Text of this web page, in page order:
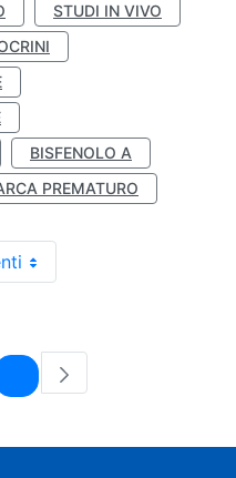
STUDI IN VIVO
BISFENOLO A
PREMATURO
Pagina